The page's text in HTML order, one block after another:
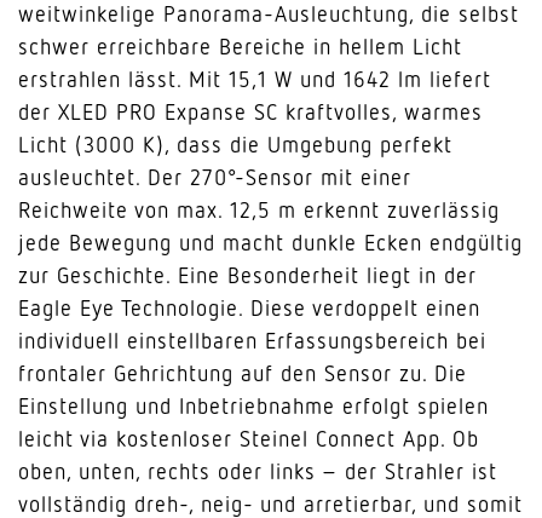
weitwinkelige Panorama-Ausleuchtung, die selbst
schwer erreichbare Bereiche in hellem Licht
erstrahlen lässt. Mit 15,1 W und 1642 lm liefert
der XLED PRO Expanse SC kraftvolles, warmes
Licht (3000 K), dass die Umgebung perfekt
ausleuchtet. Der 270°-Sensor mit einer
Reichweite von max. 12,5 m erkennt zuverlässig
jede Bewegung und macht dunkle Ecken endgültig
zur Geschichte. Eine Besonderheit liegt in der
Eagle Eye Technologie. Diese verdoppelt einen
individuell einstellbaren Erfassungsbereich bei
frontaler Gehrichtung auf den Sensor zu. Die
Einstellung und Inbetriebnahme erfolgt spielen
leicht via kostenloser Steinel Connect App. Ob
oben, unten, rechts oder links – der Strahler ist
vollständig dreh-, neig- und arretierbar, und somit